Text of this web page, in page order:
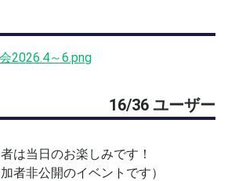
ーコート
2026.4～6.png
16/36 ユーザー
は当日のお楽しみです！
加者非公開のイベントです）